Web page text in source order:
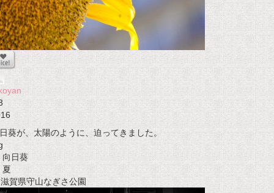
葵が、太陽のように、迫ってきました。
向日葵
夏
賀県守山なぎさ公園